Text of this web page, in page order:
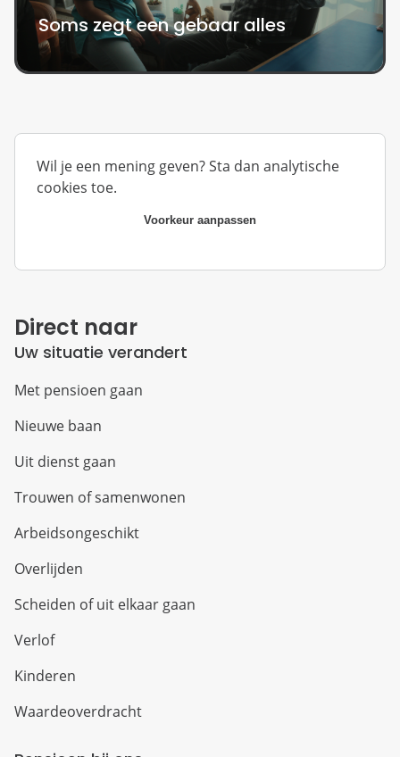
Soms zegt een gebaar alles
Wil je een mening geven? Sta dan analytische
cookies toe.
Voorkeur aanpassen
Direct naar
Uw situatie verandert
Met pensioen gaan
Nieuwe baan
Uit dienst gaan
Trouwen of samenwonen
Arbeidsongeschikt
Overlijden
Scheiden of uit elkaar gaan
Verlof
Kinderen
Waardeoverdracht